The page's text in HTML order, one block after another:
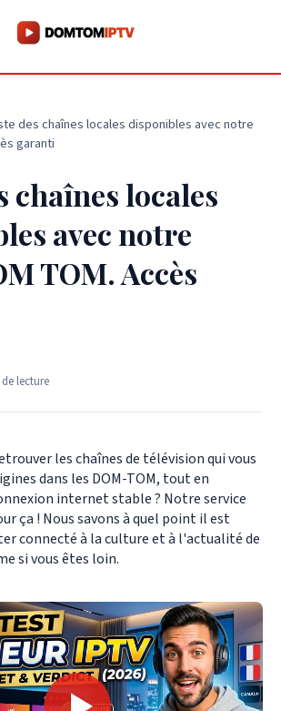
des chaînes locales disponibles avec notre
garanti
chaînes locales
avec notre
TOM. Accès
lecture
les chaînes de télévision qui vous
dans les DOM-TOM, tout en
internet stable ? Notre service
ça ! Nous savons à quel point il est
connecté à la culture et à l'actualité de
si vous êtes loin.